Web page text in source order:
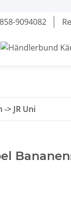
9094082
> JR Uni